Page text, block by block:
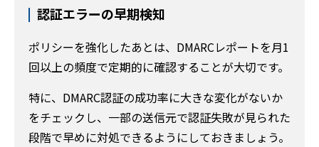
認証エラーの早期検知
ポリシーを強化したあとは、DMARCレポートを月1
回以上の頻度で定期的に確認することが大切です。
特に、DMARC認証の成功率に大きな変化がないか
をチェックし、一部の送信元で認証失敗が見られた
段階で早めに対処できるようにしておきましょう。